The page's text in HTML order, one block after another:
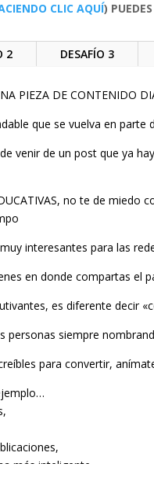
CLIC AQUÍ)
2 DESAFÍO 3
PIEZA DE CONTENIDO
que se vuelva en parte
venir de un post que ya
no te de miedo
interesantes para las
en donde compartas el
es diferente decir
personas siempre
para convertir,
más inteligente.